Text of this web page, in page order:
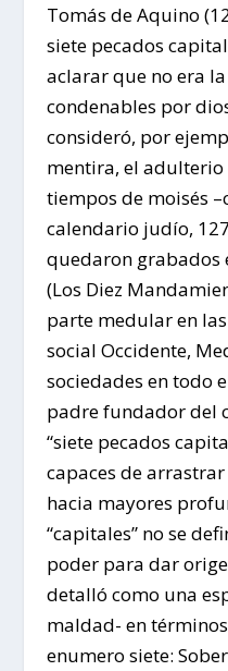
Tomás de Aquino
siete pecados
aclarar que no era
condenables por
consideró, por
mentira, el
tiempos de moisés
calendario judío,
quedaron grabados
(Los Diez
parte medular en
social Occidente,
sociedades en todo
padre fundador del
“siete pecados
capaces de
hacia mayores
“capitales” no se
poder para dar
detalló como una
maldad- en
enumero siete: